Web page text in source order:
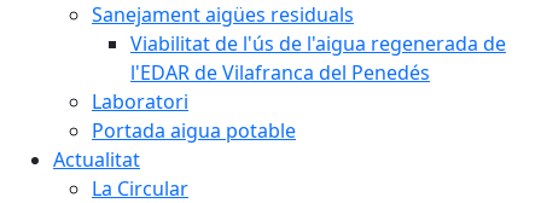
Sanejament aigües residuals
Viabilitat de l'ús de l'aigua regenerada de
l'EDAR de Vilafranca del Penedés
Laboratori
Portada aigua potable
Actualitat
La Circular